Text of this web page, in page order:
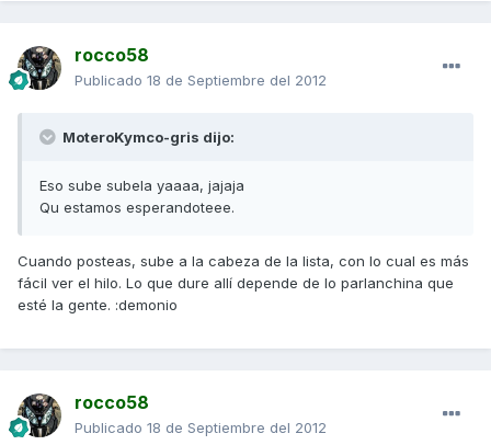
rocco58
Publicado 18 de Septiembre del 2012
MoteroKymco-gris dijo:
Eso sube subela yaaaa, jajaja
Qu estamos esperandoteee.
Cuando posteas, sube a la cabeza de la lista, con lo cual es más
fácil ver el hilo. Lo que dure allí depende de lo parlanchina que
esté la gente. :demonio
rocco58
Publicado 18 de Septiembre del 2012